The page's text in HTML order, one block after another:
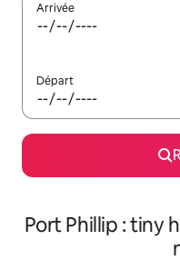
Arrivée
Départ
Port Phillip : tiny